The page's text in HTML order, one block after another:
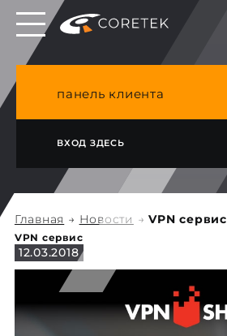
Выделенные серверы в ЕС, Японии, ГК, США
NVME VPS & cPanel премиум хостинг в
панель клиента
ВХОД ЗДЕСЬ
Главная → Новости → VPN сервис
VPN сервис
12.03.2018